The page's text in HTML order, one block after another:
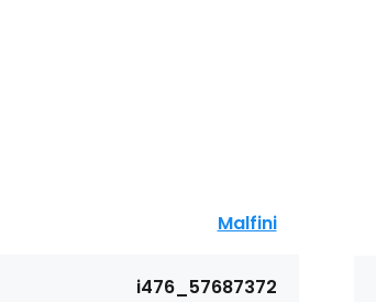
Malfini
i476_57687372